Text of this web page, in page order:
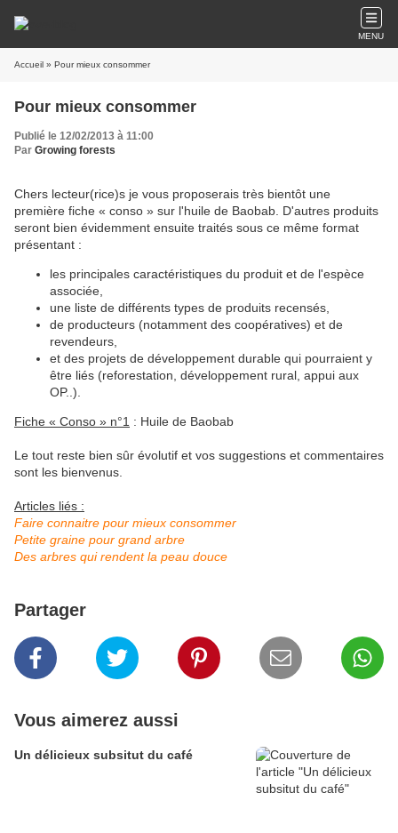
MENU
Accueil » Pour mieux consommer
Pour mieux consommer
Publié le 12/02/2013 à 11:00
Par Growing forests
Chers lecteur(rice)s je vous proposerais très bientôt une
première fiche « conso » sur l'huile de Baobab. D'autres produits
seront bien évidemment ensuite traités sous ce même format
présentant :
les principales caractéristiques du produit et de l'espèce
associée,
une liste de différents types de produits recensés,
de producteurs (notamment des coopératives) et de
revendeurs,
et des projets de développement durable qui pourraient y
être liés (reforestation, développement rural, appui aux
OP..).
Fiche « Conso » n°1 : Huile de Baobab
Le tout reste bien sûr évolutif et vos suggestions et commentaires
sont les bienvenus.
Articles liés :
Faire connaitre pour mieux consommer
Petite graine pour grand arbre
Des arbres qui rendent la peau douce
Partager
Vous aimerez aussi
Un délicieux subsitut du café